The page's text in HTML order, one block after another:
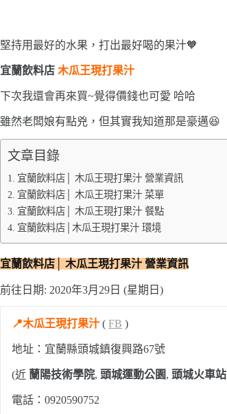
堅持用最好的水果，打出最好喝的果汁🧡
宜蘭飲料店 木瓜王現打果汁
下次我還會再來買~覺得價錢也可愛 哈哈
雖然老闆娘有點兇，但其實我知道那是豪邁😆
文章目錄
宜蘭飲料店│ 木瓜王現打果汁 營業資訊
宜蘭飲料店│ 木瓜王現打果汁 菜單
宜蘭飲料店│ 木瓜王現打果汁 餐點
宜蘭飲料店│木瓜王現打果汁 環境
宜蘭飲料店│ 木瓜王現打果汁 營業資訊
前往日期: 2020年3月29日 (星期日)
📍木瓜王現打果汁 ( FB )
地址：宜蘭縣頭城鎮復興路67號
(近 蘭陽技術學院, 頭城運動公園, 頭城火車站
電話：0920590752